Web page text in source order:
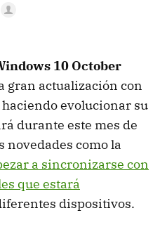
10 October
gran actualización con
evolucionar su
durante este mes de
novedades como la
a sincronizarse con
que estará
dispositivos.